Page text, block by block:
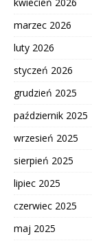
marzec 2026
luty 2026
styczeń 2026
grudzień 2025
październik 2025
wrzesień 2025
sierpień 2025
lipiec 2025
czerwiec 2025
maj 2025